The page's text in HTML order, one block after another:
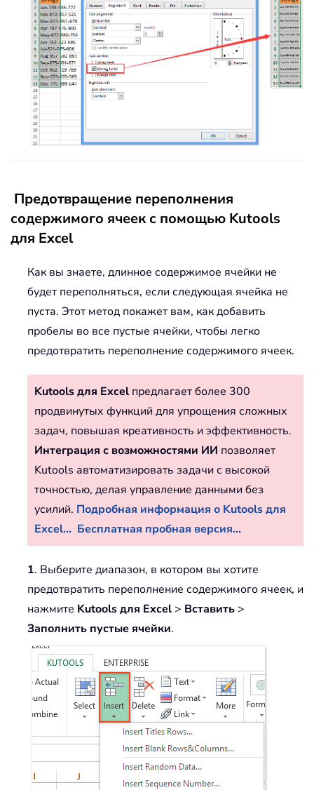
Предотвращение переполнения
содержимого ячеек с помощью Kutools
для Excel
Как вы знаете, длинное содержимое ячейки не
будет переполняться, если следующая ячейка не
пуста. Этот метод покажет вам, как добавить
пробелы во все пустые ячейки, чтобы легко
предотвратить переполнение содержимого ячеек.
Kutools для Excel предлагает более 300
продвинутых функций для упрощения сложных
задач, повышая креативность и эффективность.
Интеграция с возможностями ИИ позволяет
Kutools автоматизировать задачи с высокой
точностью, делая управление данными без
усилий. Подробная информация о Kutools для
Excel... Бесплатная пробная версия...
1. Выберите диапазон, в котором вы хотите
предотвратить переполнение содержимого ячеек, и
нажмите Kutools для Excel > Вставить >
Заполнить пустые ячейки.